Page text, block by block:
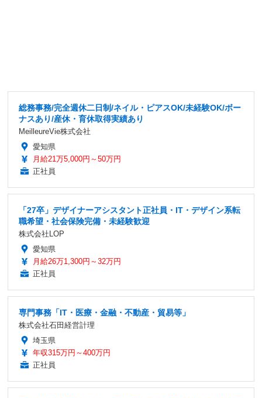
総務事務/完全週休二日制/ネイル・ピアスOK/未経験OK/ボー
ナスあり/産休・育休取得実績あり
MeilleureVie株式会社
愛知県
月給21万5,000円～50万円
正社員
「27卒」デザイナーアシスタント正社員・IT・デザイン系転
職希望・社会保険完備・未経験歓迎
株式会社LOP
愛知県
月給26万1,300円～32万円
正社員
専門事務「IT・医療・金融・不動産・貿易等」
株式会社石田経営計理
埼玉県
年収315万円～400万円
正社員